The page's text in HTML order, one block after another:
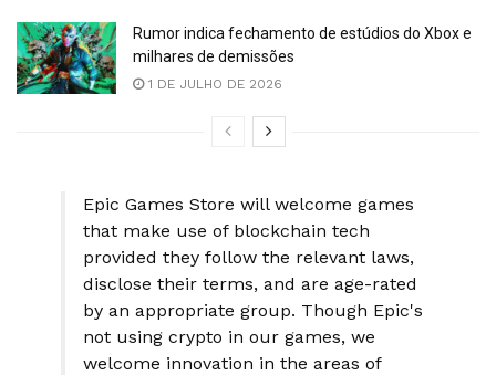
Rumor indica fechamento de estúdios do Xbox e
milhares de demissões
1 DE JULHO DE 2026
Epic Games Store will welcome games
that make use of blockchain tech
provided they follow the relevant laws,
disclose their terms, and are age-rated
by an appropriate group. Though Epic's
not using crypto in our games, we
welcome innovation in the areas of